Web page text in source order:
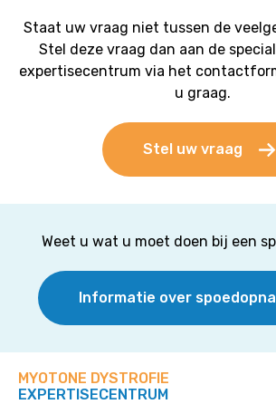
Staat uw vraag niet tussen de
Stel deze vraag dan aan de
expertisecentrum via het
u graag.
Stel uw vraag
Weet u wat u moet doen bij een
Informatie over
MYOTONE DYSTROFIE
EXPERTISECENTRUM